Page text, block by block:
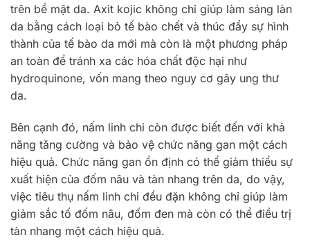
trên bề mặt da. Axit kojic không chỉ giúp làm sáng làn
da bằng cách loại bỏ tế bào chết và thúc đẩy sự hình
thành của tế bào da mới mà còn là một phương pháp
an toàn để tránh xa các hóa chất độc hại như
hydroquinone, vốn mang theo nguy cơ gây ung thư
da.
Bên cạnh đó, nấm linh chi còn được biết đến với khả
năng tăng cường và bảo vệ chức năng gan một cách
hiệu quả. Chức năng gan ổn định có thể giảm thiểu sự
xuất hiện của đốm nâu và tàn nhang trên da, do vậy,
việc tiêu thụ nấm linh chi đều đặn không chỉ giúp làm
giảm sắc tố đốm nâu, đốm đen mà còn có thể điều trị
tàn nhang một cách hiệu quả.